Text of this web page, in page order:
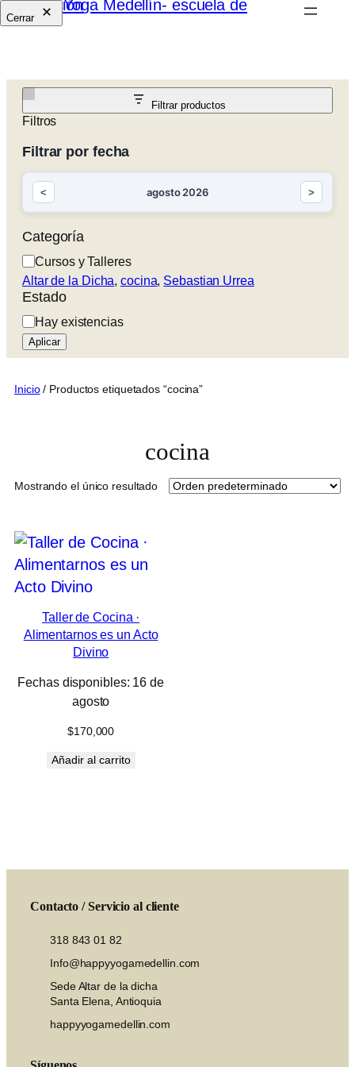
Filtrar productos
Cerrar
Filtros
Filtrar por fecha
< agosto 2026 >
Categoría
Categoría
Cursos y Talleres
Altar de la Dicha, cocina, Sebastian Urrea
Estado
Estado
Hay existencias
Aplicar
Inicio/ Productos etiquetados “cocina”
cocina
Mostrando el único resultado
Taller de Cocina ·
Alimentarnos es un Acto
Divino
Fechas disponibles: 16 de
agosto
$170,000
Añadir al carrito
Contacto / Servicio al cliente
318 843 01 82
Info@happyyogamedellin.com
Sede Altar de la dicha
Santa Elena, Antioquia
happyyogamedellin.com